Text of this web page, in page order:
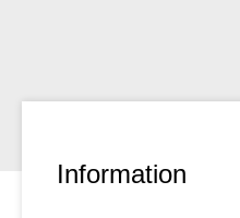
Information